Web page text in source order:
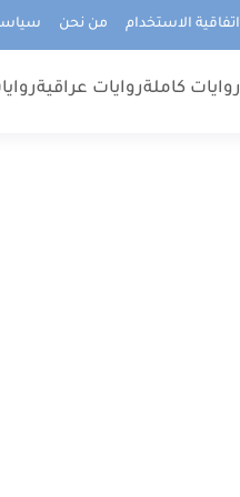
اتفاقية الاستخدام من نحن
روايات كاملةروايات عراقية